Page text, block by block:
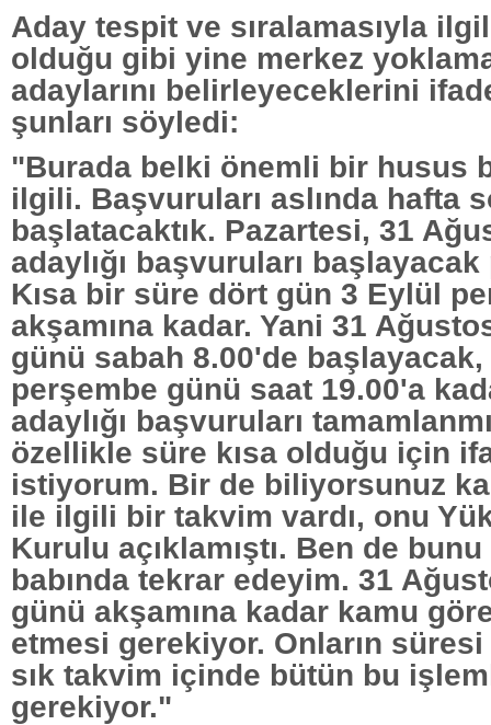
Aday tespit ve sıralamasıyla
olduğu gibi yine merkez
adaylarını belirleyeceklerini
şunları söyledi:
"Burada belki önemli bir husus
ilgili. Başvuruları aslında hafta
başlatacaktık. Pazartesi, 31
adaylığı başvuruları
Kısa bir süre dört gün 3 Eylül
akşamına kadar. Yani 31
günü sabah 8.00'de
perşembe günü saat 19.00'a
adaylığı başvuruları
özellikle süre kısa olduğu için
istiyorum. Bir de biliyorsunuz
ile ilgili bir takvim vardı, onu
Kurulu açıklamıştı. Ben de
babında tekrar edeyim. 31
günü akşamına kadar kamu
etmesi gerekiyor. Onların süresi
sık takvim içinde bütün bu
gerekiyor."